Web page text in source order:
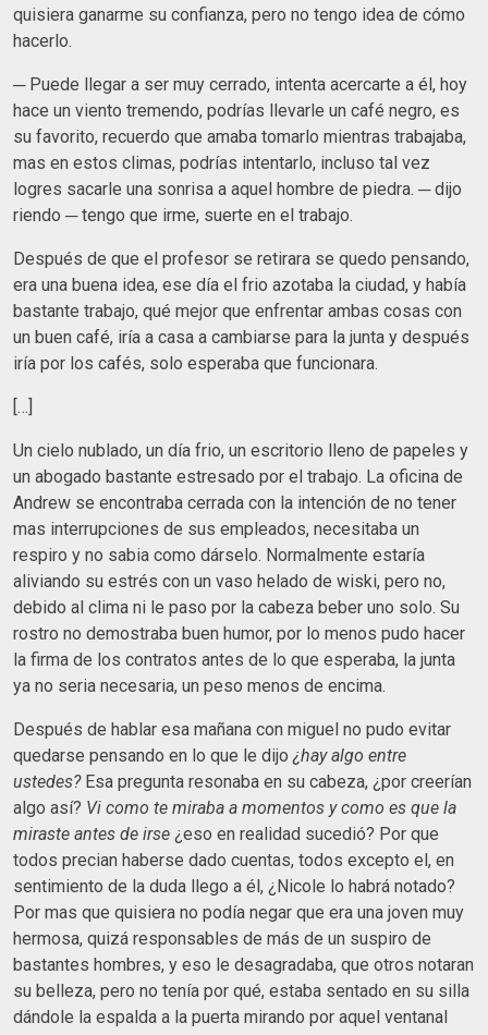
quisiera ganarme su confianza, pero no tengo idea de cómo
hacerlo.
─ Puede llegar a ser muy cerrado, intenta acercarte a él, hoy
hace un viento tremendo, podrías llevarle un café negro, es
su favorito, recuerdo que amaba tomarlo mientras trabajaba,
mas en estos climas, podrías intentarlo, incluso tal vez
logres sacarle una sonrisa a aquel hombre de piedra. ─ dijo
riendo ─ tengo que irme, suerte en el trabajo.
Después de que el profesor se retirara se quedo pensando,
era una buena idea, ese día el frio azotaba la ciudad, y había
bastante trabajo, qué mejor que enfrentar ambas cosas con
un buen café, iría a casa a cambiarse para la junta y después
iría por los cafés, solo esperaba que funcionara.
[…]
Un cielo nublado, un día frio, un escritorio lleno de papeles y
un abogado bastante estresado por el trabajo. La oficina de
Andrew se encontraba cerrada con la intención de no tener
mas interrupciones de sus empleados, necesitaba un
respiro y no sabia como dárselo. Normalmente estaría
aliviando su estrés con un vaso helado de wiski, pero no,
debido al clima ni le paso por la cabeza beber uno solo. Su
rostro no demostraba buen humor, por lo menos pudo hacer
la firma de los contratos antes de lo que esperaba, la junta
ya no seria necesaria, un peso menos de encima.
Después de hablar esa mañana con miguel no pudo evitar
quedarse pensando en lo que le dijo ¿hay algo entre
ustedes? Esa pregunta resonaba en su cabeza, ¿por creerían
algo así? Vi como te miraba a momentos y como es que la
miraste antes de irse ¿eso en realidad sucedió? Por que
todos precian haberse dado cuentas, todos excepto el, en
sentimiento de la duda llego a él, ¿Nicole lo habrá notado?
Por mas que quisiera no podía negar que era una joven muy
hermosa, quizá responsables de más de un suspiro de
bastantes hombres, y eso le desagradaba, que otros notaran
su belleza, pero no tenía por qué, estaba sentado en su silla
dándole la espalda a la puerta mirando por aquel ventanal